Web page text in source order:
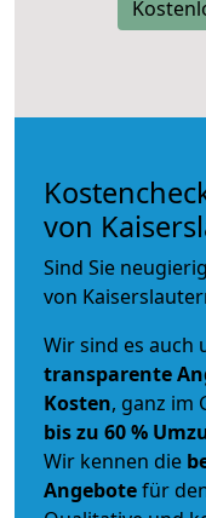
von
Sind Sie
von
Wir sind es auch
transparente
Kosten, ganz im
bis zu 60 %
Wir kennen die
Angebotefür